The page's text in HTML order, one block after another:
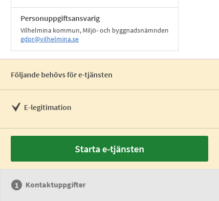
Personuppgiftsansvarig
Vilhelmina kommun, Miljö- och byggnadsnämnden
gdpr@vilhelmina.se
Följande behövs för e-tjänsten
E-legitimation
Starta e-tjänsten
Kontaktuppgifter